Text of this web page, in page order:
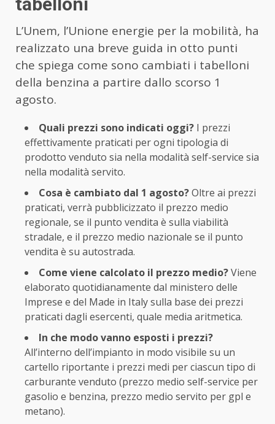
L’Unem, l’Unione energie per la mobilità, ha
realizzato una breve guida in otto punti
che spiega come sono cambiati i tabelloni
della benzina a partire dallo scorso 1
agosto.
Quali prezzi sono indicati oggi? I prezzi
effettivamente praticati per ogni tipologia di
prodotto venduto sia nella modalità self-service sia
nella modalità servito.
Cosa è cambiato dal 1 agosto?Oltre ai prezzi
praticati, verrà pubblicizzato il prezzo medio
regionale, se il punto vendita è sulla viabilità
stradale, e il prezzo medio nazionale se il punto
vendita è su autostrada.
Come viene calcolato il prezzo medio?Viene
elaborato quotidianamente dal ministero delle
Imprese e del Made in Italy sulla base dei prezzi
praticati dagli esercenti, quale media aritmetica.
In che modo vanno esposti i prezzi?
All’interno dell’impianto in modo visibile su un
cartello riportante i prezzi medi per ciascun tipo di
carburante venduto (prezzo medio self-service per
gasolio e benzina, prezzo medio servito per gpl e
metano).